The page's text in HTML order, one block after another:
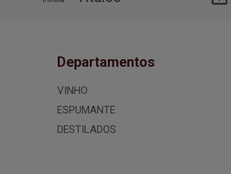
Departamentos
VINHO
ESPUMANTE
DESTILADOS